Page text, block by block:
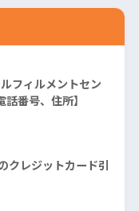
フィルメントセン
番号、住所】
クレジットカード引